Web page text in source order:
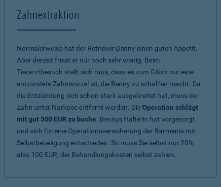
Zahnextraktion
Normalerweise hat der Retriever Benny einen guten Appetit.
Aber derzeit frisst er nur noch sehr wenig. Beim
Tierarztbesuch stellt sich raus, dass es zum Glück nur eine
entzündete Zahnwurzel ist, die Benny zu schaffen macht. Da
die Entzündung sich schon stark ausgebreitet hat, muss der
Zahn unter Narkose entfernt werden. DieOperation schlägt
mit gut 500 EUR zu buche. Bennys Halterin hat vorgesorgt
und sich für eine Operationsversicherung der Barmenia mit
Selbstbeteiligung entschieden. So muss Sie selbst nur 20%,
also 100 EUR, der Behandlungskosten selbst zahlen.